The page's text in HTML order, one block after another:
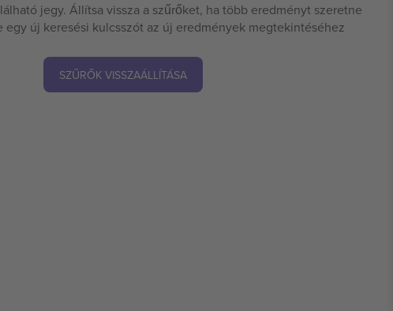
jegy. Állítsa vissza a szűrőket, ha több eredményt szeretne
egy új keresési kulcsszót az új eredmények megtekintéséhez
SZŰRŐK VISSZAÁLLÍTÁSA